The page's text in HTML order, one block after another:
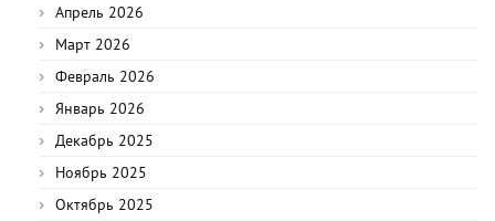
Апрель 2026
Март 2026
Февраль 2026
Январь 2026
Декабрь 2025
Ноябрь 2025
Октябрь 2025